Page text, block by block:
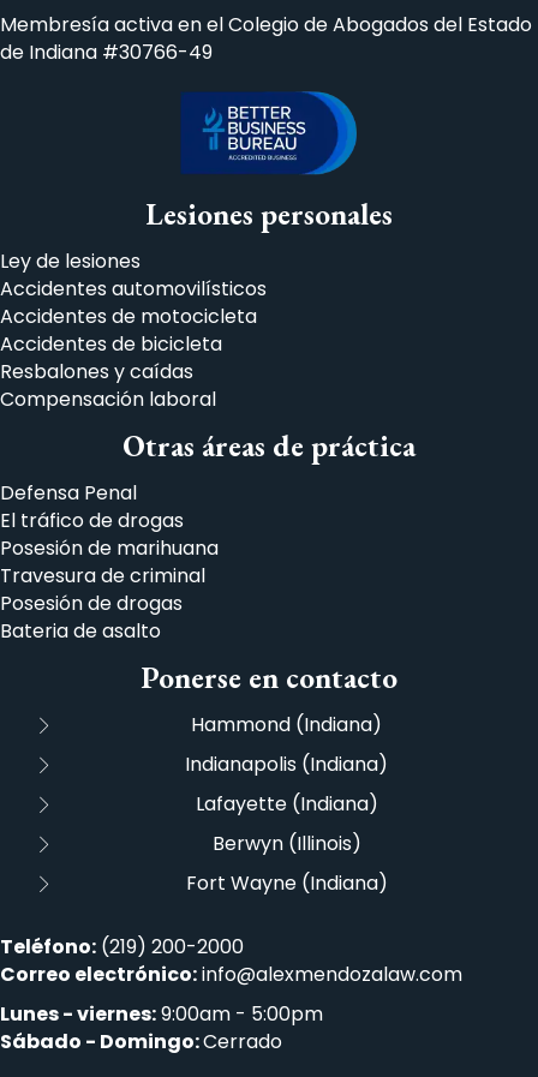
Membresía activa en el Colegio de Abogados del Estado
de Indiana #30766-49
Lesiones personales
Ley de lesiones
Accidentes automovilísticos
Accidentes de motocicleta
Accidentes de bicicleta
Resbalones y caídas
Compensación laboral
Otras áreas de práctica
Defensa Penal
El tráfico de drogas
Posesión de marihuana
Travesura de criminal
Posesión de drogas
Bateria de asalto
Ponerse en contacto
Hammond (Indiana)
Indianapolis (Indiana)
Lafayette (Indiana)
Berwyn (Illinois)
Fort Wayne (Indiana)
Teléfono: (219) 200-2000
Correo electrónico:info@alexmendozalaw.com
Lunes - viernes:9:00am - 5:00pm
Sábado - Domingo:Cerrado